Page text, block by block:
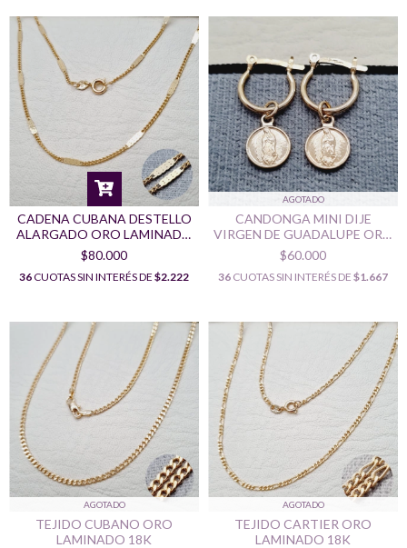
CADENA CUBANA DESTELLO
ALARGADO ORO LAMINADO
18K
$80.000
36CUOTAS SIN INTERÉS DE $2.222
AGOTADO
CANDONGA MINI DIJE
VIRGEN DE GUADALUPE ORO
LAMINADO 18K
$60.000
36 CUOTAS SIN INTERÉS DE $1.667
AGOTADO
TEJIDO CUBANO ORO
LAMINADO 18K
AGOTADO
TEJIDO CARTIER ORO
LAMINADO 18K